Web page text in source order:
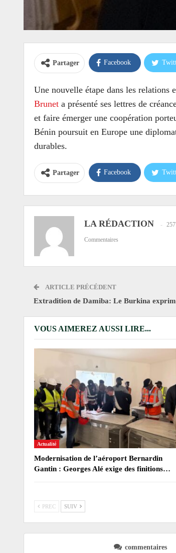
Partager Facebook
Une nouvelle étape dans les relations
Brunet a présenté ses lettres de
et faire émerger une coopération
Bénin poursuit en Europe une
durables.
Partager Facebook
LA RÉDACTION
Commentaires
ARTICLE PRÉCÉDENT
Extradition de Damiba: Le Burkina
VOUS AIMEREZ AUSSI LIRE...
Actualité
Modernisation de l’aéroport Bernardin
Gantin : Georges Alé exige des finitions…
PREC SUIV
commentaires